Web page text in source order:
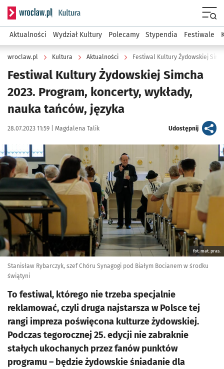
Serwis informacyjny wroclaw.pl podserwis: Kultura
Aktualności Wydział Kultury Polecamy Stypendia Festiwale
wroclaw.pl Kultura Aktualności
Festiwal Kultury Żydowskiej Simcha
2023. Program, koncerty, wykłady,
nauka tańców, języka
Data publikacji:
28.07.2023 11:59 | Autor:
Magdalena Talik Udostępnijartykuł
Kliknij, aby powiększyć
fot. mat. pras.
Stanisław Rybarczyk, szef Chóru Synagogi pod Białym Bocianem w środku
świątyni
To festiwal, którego nie trzeba specjalnie
reklamować, czyli druga najstarsza w Polsce tej
rangi impreza poświęcona kulturze żydowskiej.
Podczas tegorocznej 25. edycji nie zabraknie
stałych ukochanych przez fanów punktów
programu – będzie żydowskie śniadanie dla